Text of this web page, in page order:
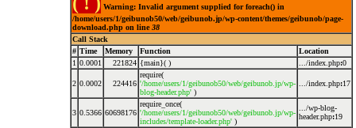
Warning: Invalid argument supplied for foreach() in
/home/users/1/geibunob50/web/geibunob.jp/wp-content/themes/geibunob/page-
download.php on line38
Call Stack
# Time Memory Function
Location
1 0.0001 221824 {main}( ) .../index.php:0
2 0.0002 224416
require(
'/home/users/1/geibunob50/web/geibunob.jp/wp-
blog-header.php' )
.../index.php:17
3 0.5366 60698176
require_once(
'/home/users/1/geibunob50/web/geibunob.jp/wp-
includes/template-loader.php' )
.../wp-blog-
header.php:19